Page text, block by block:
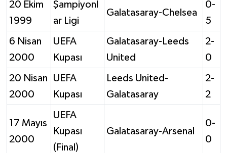
20 Ekim
1999
Şampiyonl
ar Ligi
Galatasaray-Chelsea
0-
5
6 Nisan
2000
UEFA
Kupası
Galatasaray-Leeds
United
2-
0
20 Nisan
2000
UEFA
Kupası
Leeds United-
Galatasaray
2-
2
17 Mayıs
2000
UEFA
Kupası
(Final)
Galatasaray-Arsenal
0-
0